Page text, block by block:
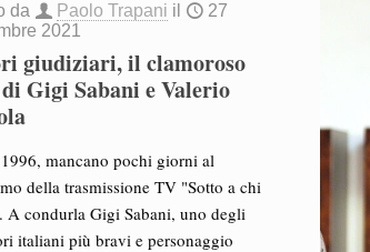
da Paolo Trapani il
27
2021
giudiziari, il clamoroso
di Gigi Sabani e Valerio
mancano pochi giorni al
della trasmissione TV "Sotto a chi
A condurla Gigi Sabani, uno degli
italiani più bravi e personaggio